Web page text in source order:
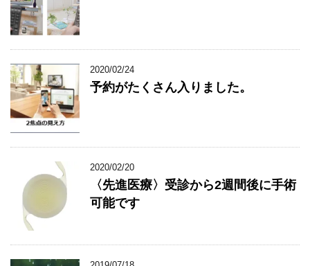
2020/02/24
予約がたくさん入りました。
2020/02/20
〈先進医療〉受診から2週間後に手術
可能です